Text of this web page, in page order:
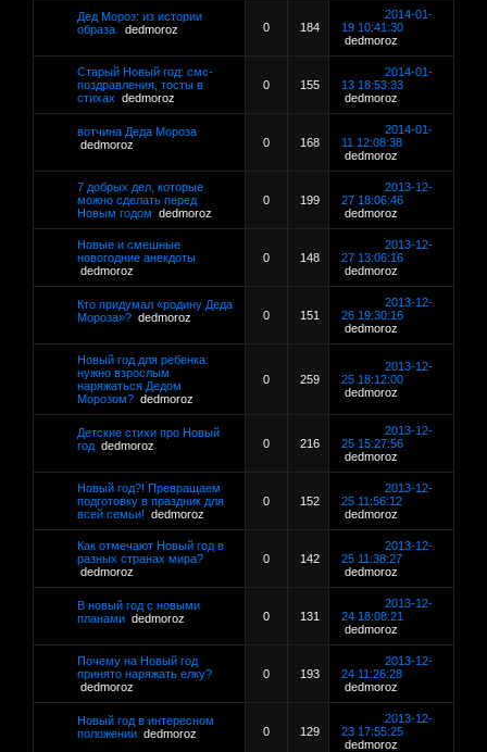
Дед Мороз: из истории
образа.
dedmoroz 0 184
2014-01-
19 10:41:30
dedmoroz
Старый Новый год: смс-
поздравления, тосты в
стихах dedmoroz
0 155
2014-01-
13 18:53:33
dedmoroz
вотчина Деда Мороза
dedmoroz
0 168
2014-01-
11 12:08:38
dedmoroz
7 добрых дел, которые
можно сделать перед
Новым годом dedmoroz
0 199
2013-12-
27 18:06:46
dedmoroz
Новые и смешные
новогодние анекдоты
dedmoroz
0 148
2013-12-
27 13:06:16
dedmoroz
Кто придумал «родину Деда
Мороза»? dedmoroz 0 151
2013-12-
26 19:30:16
dedmoroz
Новый год для ребенка:
нужно взрослым
наряжаться Дедом
Морозом? dedmoroz
0 259
2013-12-
25 18:12:00
dedmoroz
Детские стихи про Новый
год dedmoroz 0 216
2013-12-
25 15:27:56
dedmoroz
Новый год?! Превращаем
подготовку в праздник для
всей семьи! dedmoroz
0 152
2013-12-
25 11:56:12
dedmoroz
Как отмечают Новый год в
разных странах мира?
dedmoroz
0 142
2013-12-
25 11:38:27
dedmoroz
В новый год с новыми
планами dedmoroz 0 131
2013-12-
24 18:08:21
dedmoroz
Почему на Новый год
принято наряжать елку?
dedmoroz
0 193
2013-12-
24 11:26:28
dedmoroz
Новый год в интересном
положении dedmoroz 0 129
2013-12-
23 17:55:25
dedmoroz